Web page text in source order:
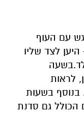
בשעות
הכולל גם סדנת
לילדים.
מבית "שוק